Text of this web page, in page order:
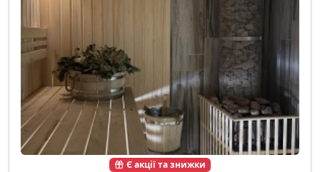
Є акції та знижки